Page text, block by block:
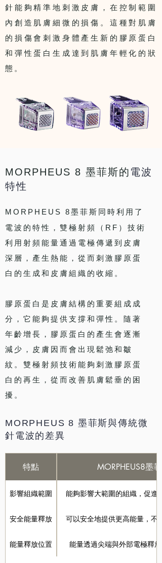
針能夠精準地刺激皮膚，在控制範圍
內創造肌膚細微的損傷。這種對肌膚
的損傷會刺激身體產生新的膠原蛋白
和彈性蛋白生成達到肌膚年輕化的狀
態。
MORPHEUS 8 墨菲斯的 電波
特性
MORPHEUS 8墨菲斯同時利用了
電波的特性，雙極射頻
（RF） 技術
利用射頻能量通過電極傳遞到皮膚
深層，產生熱能，從而刺激膠原蛋
白的生成和皮膚組織的收縮。
膠原蛋白是皮膚結構的重要組成成
分，它能夠提供支撐和彈性。隨著
年齡增長，膠原蛋白的產生會逐漸
減少，皮膚因而會出現鬆弛和皺
紋。雙極射頻技術能夠刺激膠原蛋
白的再生，從而改善肌膚鬆垂的困
擾。
MORPHEUS 8 墨菲斯與傳統微
針電波的差異
特點 MORPHEUS8墨菲
影響組織範圍 能夠影響大範圍的組織，促進
安全能量釋放 可以安全地提供更高能量，不
能量釋放位置 能量透過尖端與外部電極釋放